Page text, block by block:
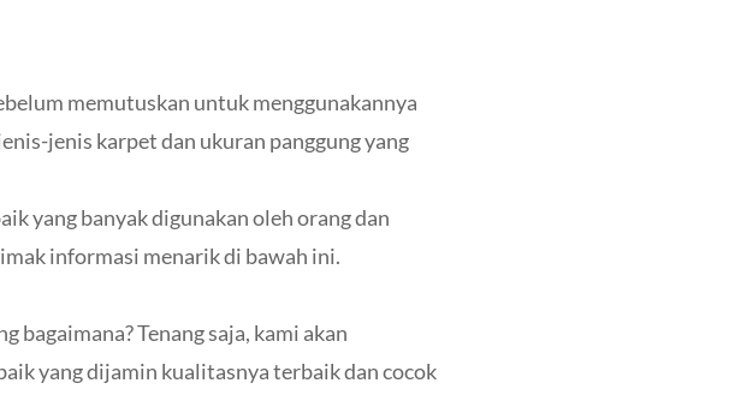
memutuskan untuk menggunakannya
jenis karpet dan ukuran panggung yang
yang banyak digunakan oleh orang dan
informasi menarik di bawah ini.
bagaimana? Tenang saja, kami akan
yang dijamin kualitasnya terbaik dan cocok